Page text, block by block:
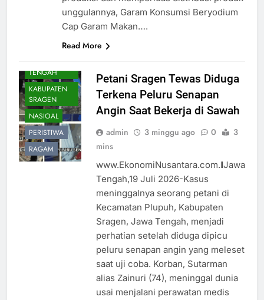
unggulannya, Garam Konsumsi Beryodium
Cap Garam Makan….
Read More
TENGAH
KABUPATEN
SRAGEN
NASIOAL
PERISTIWA
RAGAM
Petani Sragen Tewas Diduga
Terkena Peluru Senapan
Angin Saat Bekerja di Sawah
admin 3 minggu ago 0
3
mins
www.EkonomiNusantara.com.ǁJawa
Tengah,19 Juli 2026-Kasus
meninggalnya seorang petani di
Kecamatan Plupuh, Kabupaten
Sragen, Jawa Tengah, menjadi
perhatian setelah diduga dipicu
peluru senapan angin yang meleset
saat uji coba. Korban, Sutarman
alias Zainuri (74), meninggal dunia
usai menjalani perawatan medis